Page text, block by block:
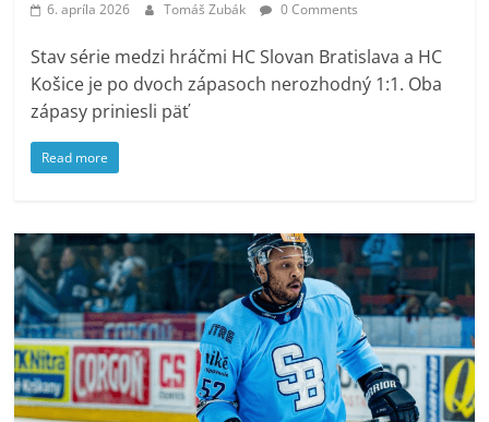
6. apríla 2026 Tomáš Zubák 0 Comments
Stav série medzi hráčmi HC Slovan Bratislava a HC
Košice je po dvoch zápasoch nerozhodný 1:1. Oba
zápasy priniesli päť
Read more